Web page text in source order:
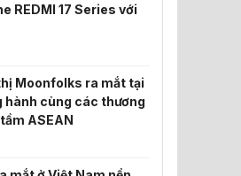
REDMI 17 Series với
Moonfolks ra mắt tại
hành cùng các thương
ASEAN